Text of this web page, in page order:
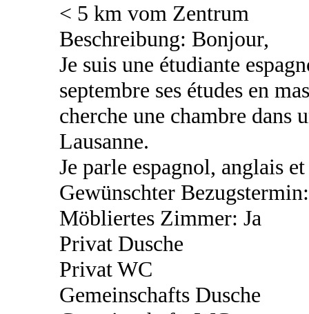
< 5 km vom Zentrum
Beschreibung: Bonjour,
Je suis une étudiante
septembre ses études en
cherche une chambre dans
Lausanne.
Je parle espagnol, anglais
Gewünschter
Möbliertes Zimmer: Ja
Privat Dusche
Privat WC
Gemeinschafts Dusche